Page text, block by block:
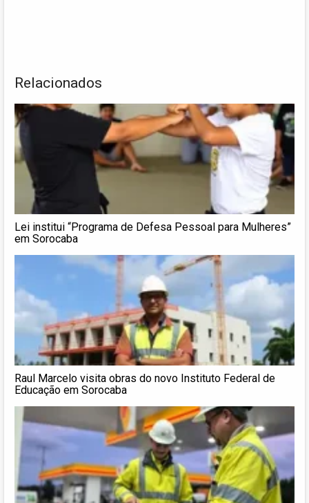
Relacionados
Lei institui “Programa de Defesa Pessoal para Mulheres”
em Sorocaba
Raul Marcelo visita obras do novo Instituto Federal de
Educação em Sorocaba